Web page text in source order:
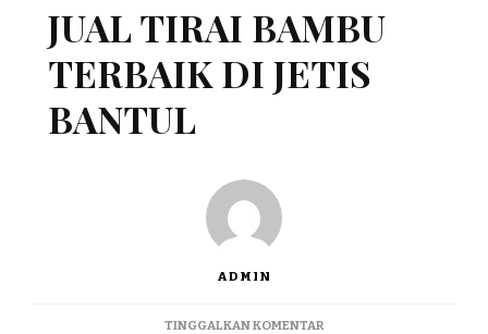
JUAL TIRAI BAMBU
TERBAIK DI JETIS
BANTUL
ADMIN
TINGGALKAN KOMENTARPADA